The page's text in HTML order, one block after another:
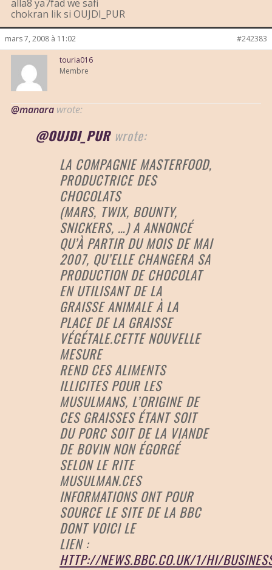
alla8 ya7fad we safi
chokran lik si OUJDI_PUR
mars 7, 2008 à 11:02 #242383
touria016
Membre
@manara wrote:
@OUJDI_PURwrote:
LA COMPAGNIE MASTERFOOD,
PRODUCTRICE DES
CHOCOLATS
(MARS, TWIX, BOUNTY,
SNICKERS, …) A ANNONCÉ
QU’À PARTIR DU MOIS DE MAI
2007, QU’ELLE CHANGERA SA
PRODUCTION DE CHOCOLAT
EN UTILISANT DE LA
GRAISSE ANIMALE À LA
PLACE DE LA GRAISSE
VÉGÉTALE.CETTE NOUVELLE
MESURE
REND CES ALIMENTS
ILLICITES POUR LES
MUSULMANS, L’ORIGINE DE
CES GRAISSES ÉTANT SOIT
DU PORC SOIT DE LA VIANDE
DE BOVIN NON ÉGORGÉ
SELON LE RITE
MUSULMAN.CES
INFORMATIONS ONT POUR
SOURCE LE SITE DE LA BBC
DONT VOICI LE
LIEN :
HTTP://NEWS.BBC.CO.UK/1/HI/